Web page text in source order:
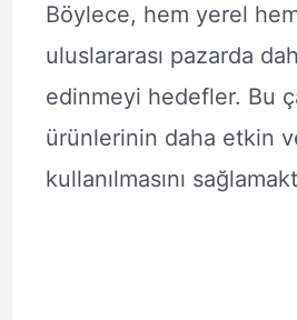
Böylece, hem yerel
uluslararası pazarda
edinmeyi hedefler. Bu
ürünlerinin daha etkin
kullanılmasını